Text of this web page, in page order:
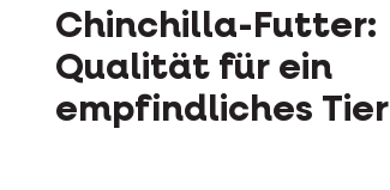
Chinchilla-Futter:
Qualität für ein
empfindliches Tier